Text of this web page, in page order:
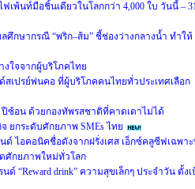
พ้นท์มือชิ้นเดียวในโลกกว่า 4,000 ใบ วันนี้ –
ศึกษากรณี “พริก–ส้ม” ชี้ช่องว่างกลางน้ำ ทำให้
งใจจากผู้บริโภคไทย
สเปรย์พ่นคอ ที่ผู้บริโภคคนไทยทั่วประเทศเลือก
ปีซ้อน ด้วยกองทัพรสชาติที่คาดเดาไม่ได้
ยกระดับศักยภาพ SMEs ไทย
นด์ ไอคอนิคชื่อดังจากฝรั่งเศส เอ็กซ์คลูซีฟเฉพา
ดศักยภาพใหม่ทั่วโลก
“Reward drink” ความสุขเล็กๆ ประจำวัน ตั้งเ